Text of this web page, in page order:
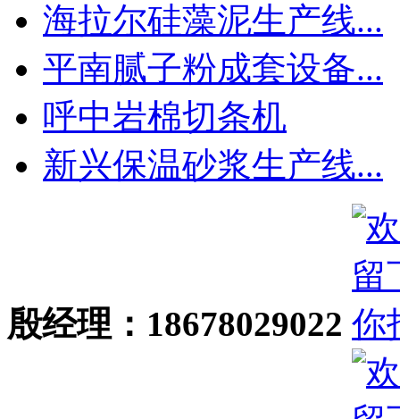
海拉尔硅藻泥生产线...
平南腻子粉成套设备...
呼中岩棉切条机
新兴保温砂浆生产线...
殷经理：18678029022